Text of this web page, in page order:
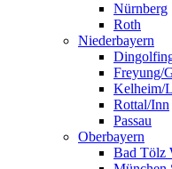
Nürnberg
Roth
Niederbayern
Freyung/
Kelheim/
Rottal/Inn
Passau
Oberbayern
Bad Tölz